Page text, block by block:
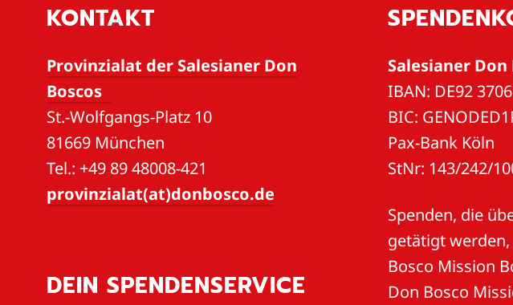
KONTAKT
Provinzialat der Salesianer Don
Boscos
St.-Wolfgangs-Platz 10
81669 München
Tel.: +49 89 48008-421
provinzialat(at)donbosco.de
DEIN SPENDENSERVICE
Salesianer Don
IBAN: DE92
BIC:
Pax-Bank Köln
StNr: 143/242/
Spenden, die
getätigt
Bosco Mission
Don Bosco